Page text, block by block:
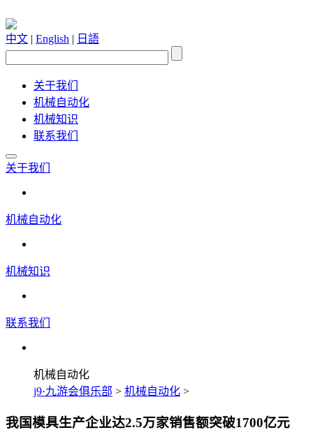
中文 | English | 日語
关于我们
机械自动化
机械知识
联系我们
关于我们
机械自动化
机械知识
联系我们
机械自动化
j9·九游会俱乐部 > 机械自动化 >
我国模具生产企业达2.5万家销售额突破1700亿元